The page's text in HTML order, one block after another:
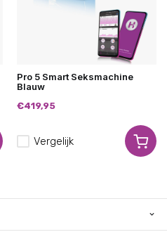
Pro 5 Smart Seksmachine
Blauw
€419,95
Vergelijk